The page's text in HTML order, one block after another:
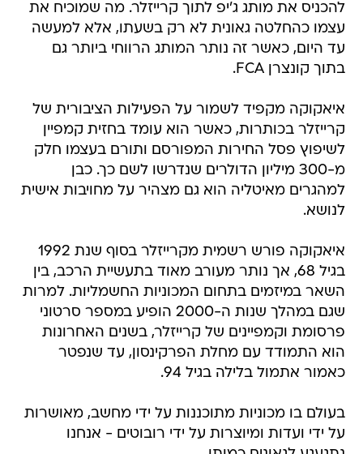
להכניס את מותג ג'יפ לתוך קרייזלר. מה שמוכיח את
עצמו כהחלטה גאונית לא רק בשעתו, אלא למעשה
עד היום, כאשר זה נותר המותג הרווחי ביותר גם
בתוך קונצרן FCA.
איאקוקה מקפיד לשמור על הפעילות הציבורית של
קרייזלר בכותרות, כאשר הוא עומד בחזית קמפיין
לשיפוץ פסל החירות המפורסם ותורם בעצמו חלק
מ-300 מיליון הדולרים שנדרשו לשם כך. כבן
למהגרים מאיטליה הוא גם מצהיר על מחויבות אישית
לנושא.
איאקוקה פורש רשמית מקרייזלר בסוף שנת 1992
בגיל 68, אך נותר מעורב מאוד בתעשיית הרכב, בין
השאר במיזמים בתחום המכוניות החשמליות. למרות
שגם במהלך שנות ה-2000 הופיע במספר סרטוני
פרסומת וקמפיינים של קרייזלר, בשנים האחרונות
הוא התמודד עם מחלת הפרקינסון, עד שנפטר
כאמור אתמול בלילה בגיל 94.
בעולם בו מכוניות מתוכננות על ידי מחשב, מאושרות
על ידי ועדות ומיוצרות על ידי רובוטים - אנחנו